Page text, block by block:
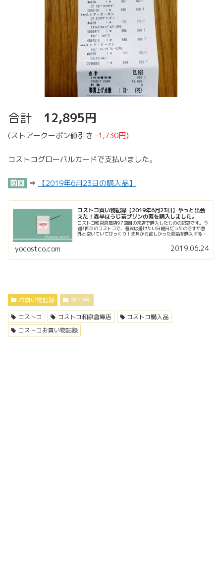
合計 12,895円
(ストアークーポン値引き -1,730円)
コストコグローバルカードで支払いました。
前回 ⇒ 【2019年6月23日の購入品】
コストコ買い物記録【2019年6月23日】やっと出会
えた！森半ほうじ茶プリンの素を購入しました。
コストコ和泉倉庫店97回目の来店で購入したものの記録です。今
週3回目のコストコで、普段は避けたい日曜日だったのですが意
外と空いていてびっくり！先月から欲しかった商品を購入するこ
yocostco.com 2019.06.24
お買い物記録 2019年
コストコ コストコ和泉倉庫店
コストコ購入品
コストコお買い物記録